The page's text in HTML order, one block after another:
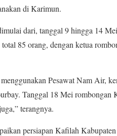
di Karimun.
dari, tanggal 9 hingga 14
85 orang, dengan ketua
Pesawat Nam Air,
Tanggal 18 Mei rombongan
terangnya.
persiapan Kafilah